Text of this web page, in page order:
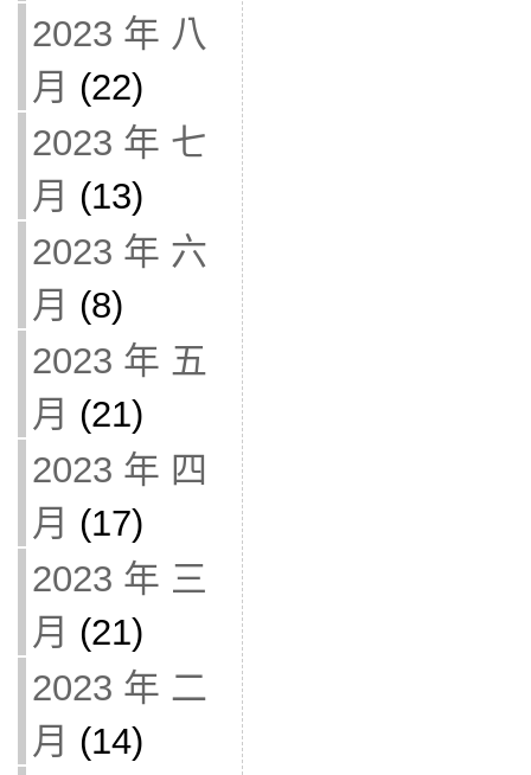
2023 年 八
月 (22)
2023 年 七
月 (13)
2023 年 六
月 (8)
2023 年 五
月 (21)
2023 年 四
月 (17)
2023 年 三
月 (21)
2023 年 二
月 (14)